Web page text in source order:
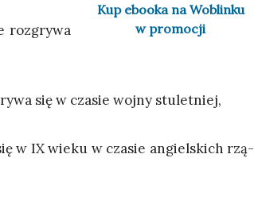
Kup ebo­oka na Woblin­ku
w promocji
roz­gry­wa
się w cza­sie woj­ny stuletniej,
w IX wie­ku w cza­sie angiel­skich rzą­